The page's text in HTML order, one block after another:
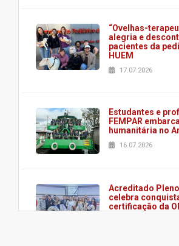
“Ovelhas-
alegria e
pacientes da
HUEM
17.07.2026
Estudantes e
FEMPAR
humanitária no
16.07.2026
Acreditado
celebra
certificação da